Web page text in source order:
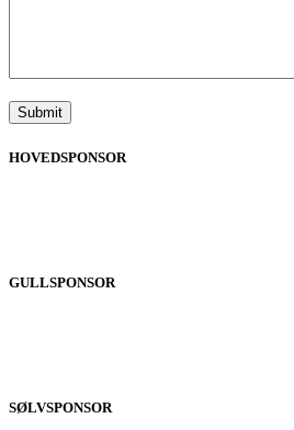
HOVEDSPONSOR
GULLSPONSOR
SØLVSPONSOR